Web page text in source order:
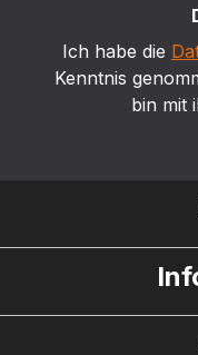
Ich habe die
Kenntnis
bin mit